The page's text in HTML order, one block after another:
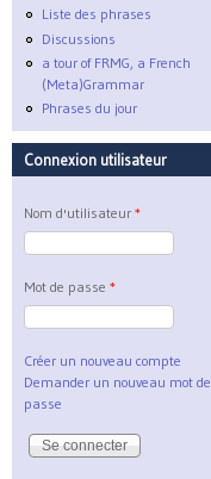
Liste des phrases
Discussions
a tour of FRMG, a French
(Meta)Grammar
Phrases du jour
Connexion utilisateur
Nom d'utilisateur *
Mot de passe *
Créer un nouveau compte
Demander un nouveau mot de
passe